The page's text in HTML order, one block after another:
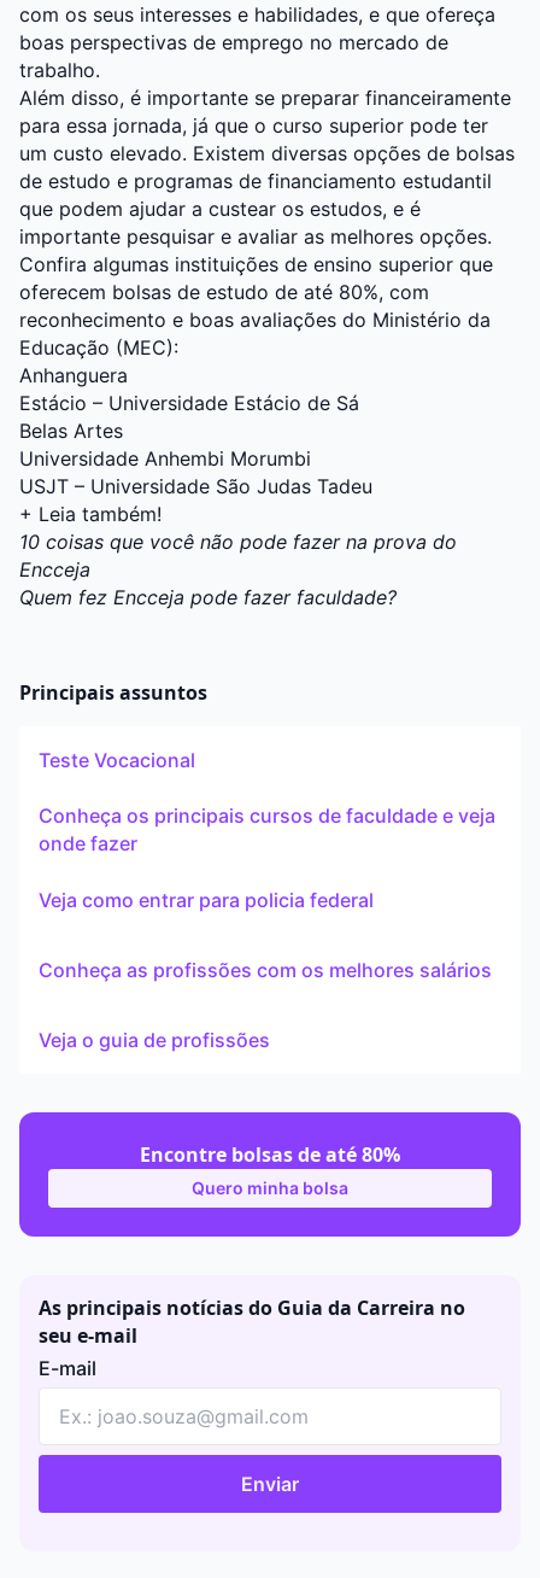
com os seus interesses e habilidades, e que ofereça
boas perspectivas de emprego no mercado de
trabalho.
Além disso, é importante se preparar financeiramente
para essa jornada, já que o curso superior pode ter
um custo elevado. Existem diversas opções de bolsas
de estudo e programas de financiamento estudantil
que podem ajudar a custear os estudos, e é
importante pesquisar e avaliar as melhores opções.
Confira algumas instituições de ensino superior que
oferecem bolsas de estudo de até 80%, com
reconhecimento e boas avaliações do Ministério da
Educação (MEC):
Anhanguera
Estácio – Universidade Estácio de Sá
Belas Artes
Universidade Anhembi Morumbi
USJT – Universidade São Judas Tadeu
+ Leia também!
10 coisas que você não pode fazer na prova do
Encceja
Quem fez Encceja pode fazer faculdade?
Principais assuntos
Teste Vocacional
Conheça os principais cursos de faculdade e veja
onde fazer
Veja como entrar para policia federal
Conheça as profissões com os melhores salários
Veja o guia de profissões
Encontre bolsas de até 80%
Quero minha bolsa
As principais notícias do Guia da Carreira no
seu e-mail
E-mail
Enviar